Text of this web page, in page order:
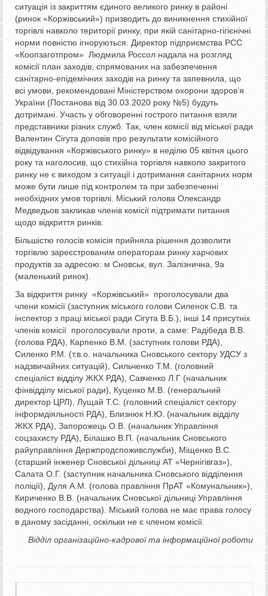
ситуація із закриттям єдиного великого ринку в районі
(ринок «Коржівський») призводить до виникнення стихійної
торгівлі навколо території ринку, при якій санітарно-гігієнічні
норми повністю ігноруються. Директор підприємства РСС
«Коопзаготпром» Людмила Россол надала на розгляд
комісії план заходів, спрямованих на забезпечення
санітарно-епідемічних заходів на ринку та запевнила, що
всі умови, рекомендовані Міністерством охорони здоровʼя
України (Постанова від 30.03.2020 року №5) будуть
дотримані. Участь у обговоренні гострого питання взяли
представники різних служб. Так, член комісії від міської ради
Валентин Сігута доповів про результати комісійного
відвідування «Коржівського ринку» в неділю 05 квітня цього
року та наголосив, що стихійна торгівля навколо закритого
ринку не є виходом з ситуації і дотримання санітарних норм
може бути лише під контролем та при забезпеченні
необхідних умов торгівлі. Міський голова Олександр
Медведьов закликав членів комісії підтримати питання
щодо відкриття ринків.
Більшістю голосів комісія прийняла рішення дозволити
торгівлю зареєстрованим операторам ринку харчових
продуктів за адресою: м Сновськ, вул. Залізнична, 9а
(маленький ринок).
За відкриття ринку «Коржівський» проголосували два
члени комісії (заступник міського голови Силенок С.В. та
інспектор з праці міської ради Сігута В.Б.), інші 14 присутніх
членів комісії проголосували проти, а саме: Радібеда В.В.
(голова РДА), Карпенко В.М. (заступник голови РДА),
Силенко Р.М. (т.в.о. начальника Сновського сектору УДСУ з
надзвичайних ситуацій), Сильченко Т.М. (головний
спеціаліст відділу ЖКХ РДА), Савченко Л.Г (начальник
фінвідділу міської ради), Куценко М.В. (генеральний
директор ЦРЛ), Лущай Т.С. (головний спеціаліст сектору
інформдіяльності РДА), Близнюк Н.Ю. (начальник відділу
ЖКХ РДА), Запорожець О.В. (начальник Управління
соцзахисту РДА), Білашко В.П. (начальник Сновського
райуправління Держпродспоживслужби), Міщенко В.С.
(старший інженер Сновської дільниці АТ «Чернігівгаз»),
Салата О.Г. (заступник начальника Сновського відділення
поліції), Дуля А.М. (голова правління ПрАТ «Комунальник»),
Кириченко В.В. (начальник Сновської дільниці Управління
водного господарства). Міський голова не має права голосу
в даному засіданні, оскільки не є членом комісії.
Відділ організаційно-кадрової та інформаційної роботи